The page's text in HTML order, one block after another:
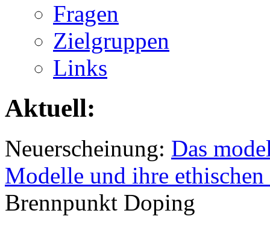
Fragen
Zielgruppen
Links
Aktuell:
Neuerscheinung: Das
Modelle und ihre
Brennpunkt Doping